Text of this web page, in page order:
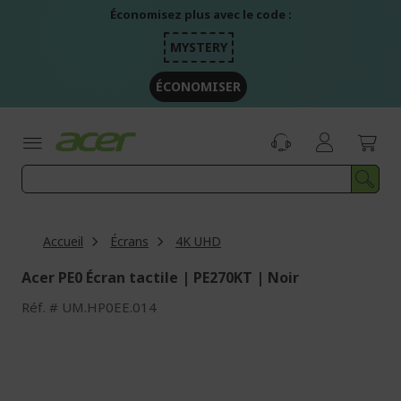
Économisez plus avec le code :
MYSTERY
ÉCONOMISER
Accueil Écrans 4K UHD
Acer PE0 Écran tactile | PE270KT | Noir
Réf. UM.HP0EE.014